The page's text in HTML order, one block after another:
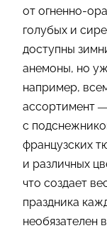
от огненно-
голубых и
доступны
анемоны, но
например,
ассортимент
с
французских
и различных
что создает
праздника
необязателен